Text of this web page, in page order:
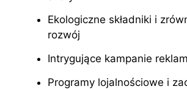
Ekologiczne składniki i
rozwój
Intrygujące kampanie
Programy lojalnościowe i